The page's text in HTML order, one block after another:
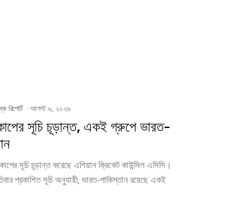
রিপোর্ট - আগস্ট ৬, ২০২৬
সূচি চূড়ান্ত, একই গ্রুপে ভারত-
সূচি চূড়ান্ত করেছে এশিয়ান ক্রিকেট কাউন্সিল এসিসি।
প্রকাশিত সূচি অনুযায়ী, ভারত-পাকিস্তান রয়েছে একই